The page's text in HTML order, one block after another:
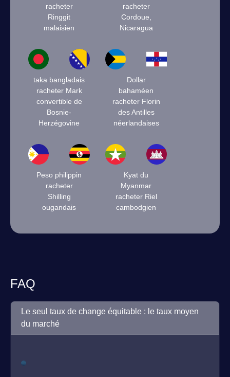
racheter
Ringgit
malaisien
racheter
Cordoue,
Nicaragua
taka bangladais
racheter Mark
convertible de
Bosnie-
Herzégovine
Dollar
bahaméen
racheter Florin
des Antilles
néerlandaises
Peso philippin
racheter
Shilling
ougandais
Kyat du
Myanmar
racheter Riel
cambodgien
FAQ
Le seul taux de change équitable : le taux moyen
du marché